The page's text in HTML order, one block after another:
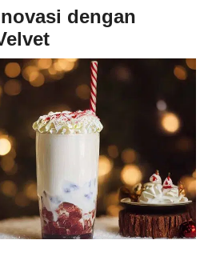
dengan